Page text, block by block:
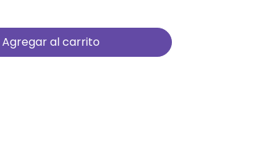
Agregar al carrito